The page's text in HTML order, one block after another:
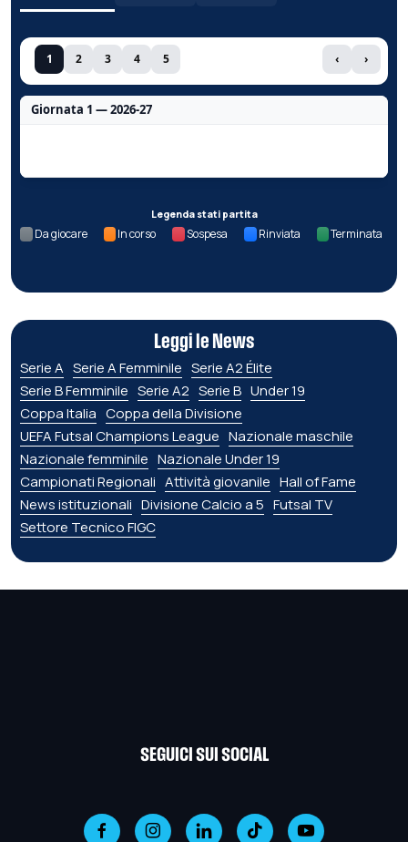
1 2 3 4 5 ‹ ›
Giornata 1 — 2026-27
Legenda stati partita
Da giocare In corso Sospesa Rinviata Terminata
Leggi le News
Serie A Serie A Femminile Serie A2 Élite
Serie B Femminile Serie A2 Serie B Under 19
Coppa Italia Coppa della Divisione
UEFA Futsal Champions League Nazionale maschile
Nazionale femminile Nazionale Under 19
Campionati Regionali Attività giovanile Hall of Fame
News istituzionali Divisione Calcio a 5 Futsal TV
Settore Tecnico FIGC
SEGUICI SUI SOCIAL